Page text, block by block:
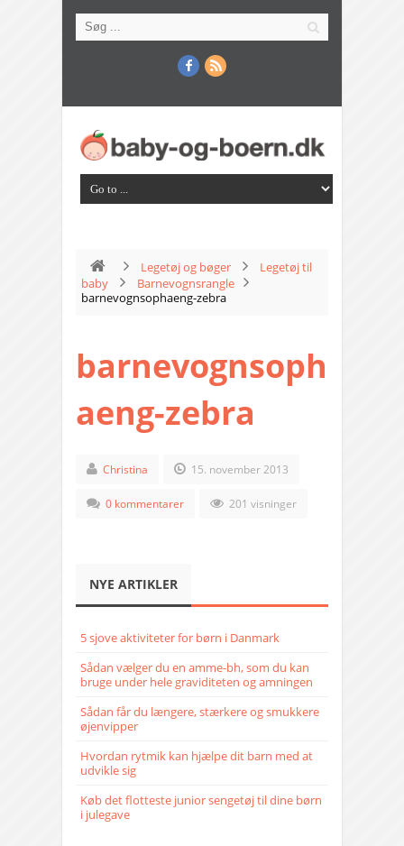
Legetøj og bøger
Legetøj til
baby
Barnevognsrangle
barnevognsophaeng-zebra
barnevognsoph
aeng-zebra
Christina 15. november 2013
0 kommentarer 201 visninger
NYE ARTIKLER
5 sjove aktiviteter for børn i Danmark
Sådan vælger du en amme-bh, som du kan
bruge under hele graviditeten og amningen
Sådan får du længere, stærkere og smukkere
øjenvipper
Hvordan rytmik kan hjælpe dit barn med at
udvikle sig
Køb det flotteste junior sengetøj til dine børn
i julegave